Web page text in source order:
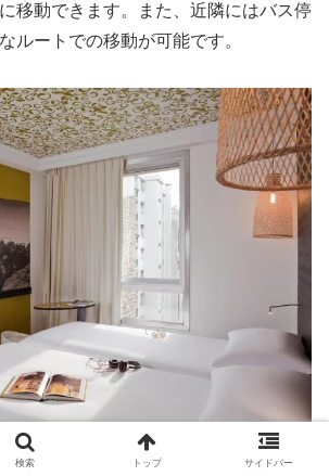
移動できます。また、近隣にはバス停
ルートでの移動が可能です。
ダンなデザインが特徴で、無料Wi-Fi
検索 トップ サイドバー